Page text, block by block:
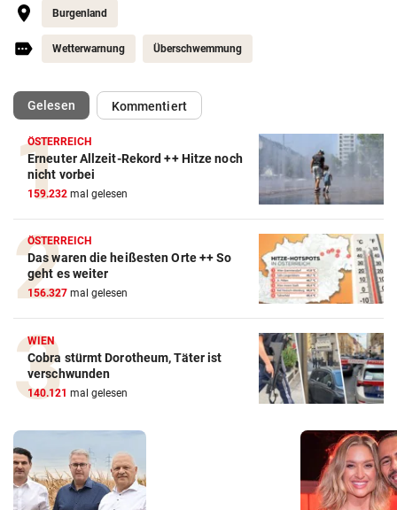
Burgenland
Wetterwarnung Überschwemmung
Gelesen(ausgewählt)Kommentiert
ÖSTERREICH
Erneuter Allzeit-Rekord ++ Hitze noch
nicht vorbei
159.232 mal gelesen
ÖSTERREICH
Das waren die heißesten Orte ++ So
geht es weiter
156.327 mal gelesen
WIEN
Cobra stürmt Dorotheum, Täter ist
verschwunden
140.121 mal gelesen